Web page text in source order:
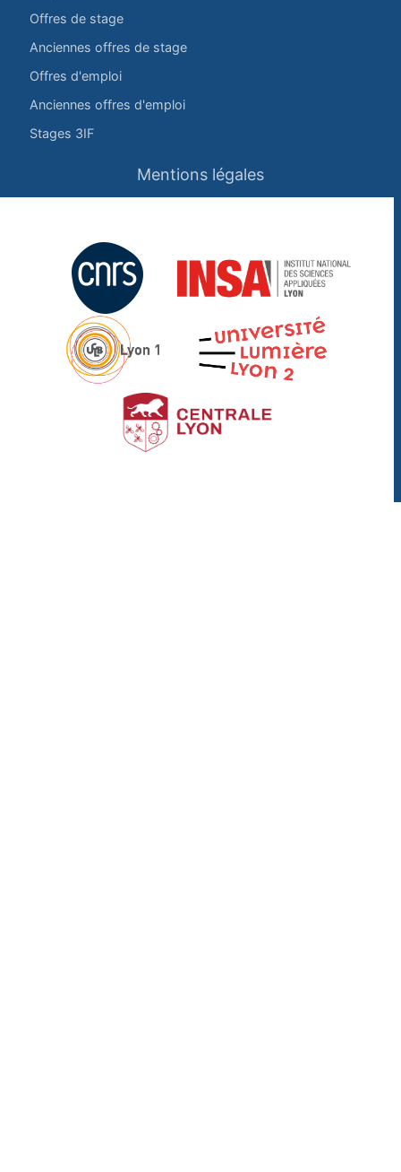
Offres de stage
Anciennes offres de stage
Offres d'emploi
Anciennes offres d'emploi
Stages 3IF
Mentions légales